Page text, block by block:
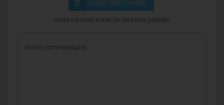
Login With Twitter
Votre adresse email ne sera pas publiée.